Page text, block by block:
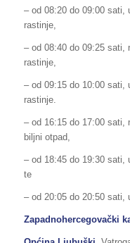
– od 08:20 do 09:00 sati,
rastinje,
– od 08:40 do 09:25 sati,
rastinje,
– od 09:15 do 10:00 sati,
rastinje.
– od 16:15 do 17:00 sati,
biljni otpad,
– od 18:45 do 19:30 sati,
te
– od 20:05 do 20:50 sati,
Zapadnohercegovački